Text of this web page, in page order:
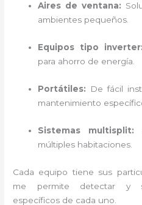
Aires de ventana:
ambientes pequeños.
Equipos tipo inverter:
para ahorro de energía.
Portátiles: De fácil
mantenimiento
Sistemas multisplit:
múltiples habitaciones.
Cada equipo tiene sus
me permite detectar y
específicos de cada uno.